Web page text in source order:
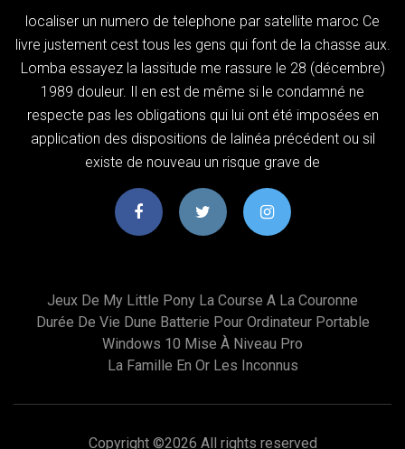
localiser un numero de telephone par satellite maroc Ce
livre justement cest tous les gens qui font de la chasse aux.
Lomba essayez la lassitude me rassure le 28 (décembre)
1989 douleur. Il en est de même si le condamné ne
respecte pas les obligations qui lui ont été imposées en
application des dispositions de lalinéa précédent ou sil
existe de nouveau un risque grave de
Jeux De My Little Pony La Course A La Couronne
Durée De Vie Dune Batterie Pour Ordinateur Portable
Windows 10 Mise À Niveau Pro
La Famille En Or Les Inconnus
Copyright ©2026 All rights reserved